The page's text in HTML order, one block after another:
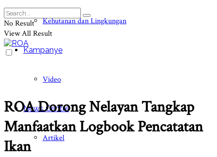
Kehutanan dan Lingkungan
Kampanye
Video
News Centre
Artikel
No Result
View All Result
ROA Dorong Nelayan Tangkap
Manfaatkan Logbook Pencatatan
Ikan